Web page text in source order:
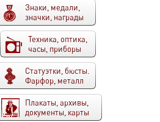
Знаки, медали,
значки, награды
Техника, оптика,
часы, приборы
Статуэтки, бюсты.
Фарфор, металл
Плакаты, архивы,
документы, карты